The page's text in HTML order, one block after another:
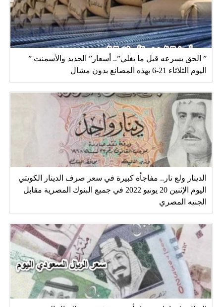
” الحق بسرعه قبل ما يغلي”.. أسعار” الحديد والأسمنت ”
اليوم الثلاثاء 21-6 بهذه المصانع بدون مشال
الدينار ولع نار.. مفاجأة كبيرة في سعر صرف الدينار الكويتي
اليوم الإثنين 20 يونيو 2022 في جميع البنوك المصرية مقابل
الجنيه المصري